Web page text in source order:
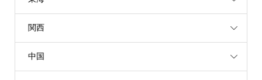
関西
中国